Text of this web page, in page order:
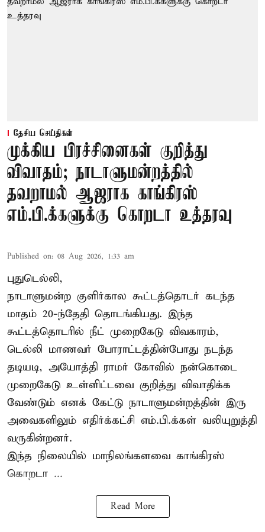
தேசிய செய்திகள்
முக்கிய பிரச்சினைகள் குறித்து
விவாதம்; நாடாளுமன்றத்தில்
தவறாமல் ஆஜராக காங்கிரஸ்
எம்.பி.க்களுக்கு கொறடா உத்தரவு
Published on: 08 Aug 2026, 1:33 am
புதுடெல்லி,
நாடாளுமன்ற குளிர்கால கூட்டத்தொடர் கடந்த
மாதம் 20-ந்தேதி தொடங்கியது. இந்த
கூட்டத்தொடரில் நீட் முறைகேடு விவகாரம்,
டெல்லி மாணவர் போராட்டத்தின்போது நடந்த
தடியடி, அயோத்தி ராமர் கோவில் நன்கொடை
முறைகேடு உள்ளிட்டவை குறித்து விவாதிக்க
வேண்டும் எனக் கேட்டு நாடாளுமன்றத்தின் இரு
அவைகளிலும் எதிர்க்கட்சி எம்.பி.க்கள் வலியுறுத்தி
வருகின்றனர்.
இந்த நிலையில் மாநிலங்களவை காங்கிரஸ்
கொறடா ...
Read More